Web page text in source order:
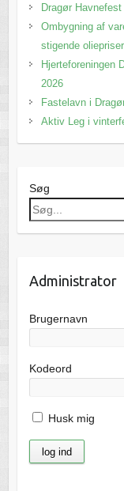
Dragør Havnefest
Ombygning af
stigende oliepriser
Hjerteforeningen
2026
Fastelavn i
Aktiv Leg i
Søg
Administrator
Brugernavn
Kodeord
Husk mig